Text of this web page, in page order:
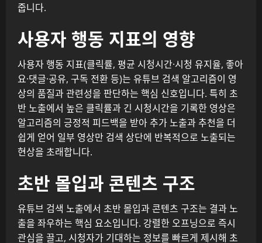
줍니다.
사용자 행동 지표의 영향
사용자 행동 지표(클릭률, 평균 시청시간·시청 유지율, 좋아
요·댓글·공유, 구독 전환 등)는 유튜브 검색 알고리즘이 영
상의 품질과 관련성을 판단하는 핵심 신호입니다. 특히 초
반 노출에서 높은 클릭률과 긴 시청시간을 기록한 영상은
알고리즘의 긍정적 피드백을 받아 추가 노출과 추천을 더
쉽게 얻어 일부 영상만 검색 상단에 반복적으로 노출되는
현상을 초래합니다.
초반 몰입과 콘텐츠 구조
유튜브 검색 노출에서 초반 몰입과 콘텐츠 구조는 결과 노
출을 좌우하는 핵심 요소입니다. 강렬한 오프닝으로 즉시
관심을 끌고, 시청자가 기대하는 정보를 빠르게 제시해 초